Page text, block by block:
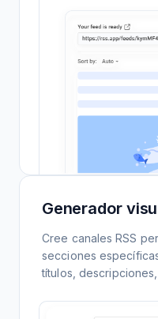
Generador
Cree canales RSS
secciones
títulos,